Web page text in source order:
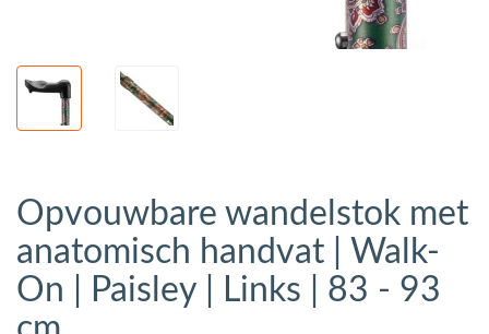
Opvouwbare wandelstok met
anatomisch handvat | Walk-
On | Paisley | Links | 83 - 93